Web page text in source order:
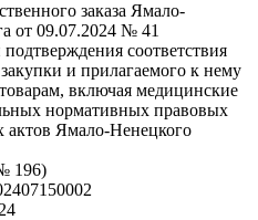
заказа Ямало-
от 09.07.2024 № 41
соответствия
и прилагаемого к нему
включая медицинские
нормативных правовых
актов Ямало-Ненецкого
196)